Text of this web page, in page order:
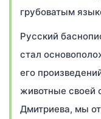
грубоватым
Русский
стал
его
животные своей
Дмитриева, мы